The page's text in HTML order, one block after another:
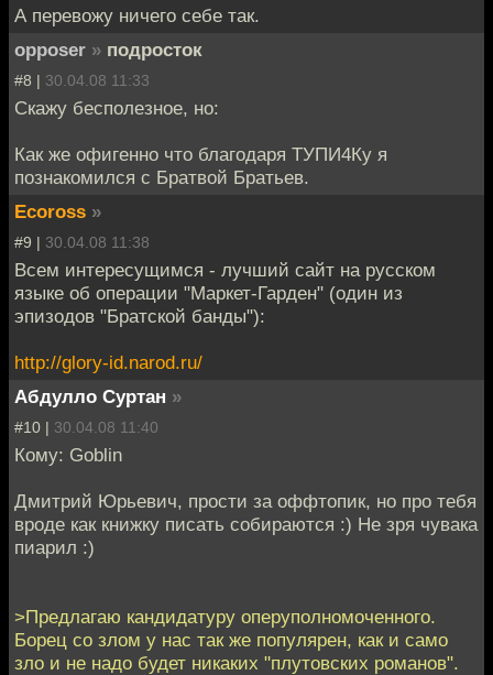
А перевожу ничего себе так.
opposer » подросток
#8 | 30.04.08 11:33
Скажу бесполезное, но:
Как же офигенно что благодаря ТУПИ4Ку я
познакомился с Братвой Братьев.
Ecoross »
#9 | 30.04.08 11:38
Всем интересущимся - лучший сайт на русском
языке об операции "Маркет-Гарден" (один из
эпизодов "Братской банды"):
http://glory-id.narod.ru/
Абдулло Суртан »
#10 | 30.04.08 11:40
Кому: Goblin
Дмитрий Юрьевич, прости за оффтопик, но про тебя
вроде как книжку писать собираются :) Не зря чувака
пиарил :)
>Предлагаю кандидатуру оперуполномоченного.
Борец со злом у нас так же популярен, как и само
зло и не надо будет никаких "плутовских романов".